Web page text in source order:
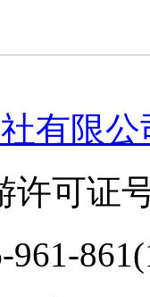
有限
许可证
961-